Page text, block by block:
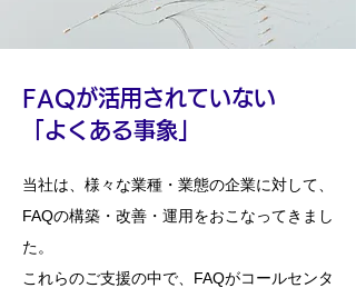
FAQが活用されていない
「よくある事象」
当社は、様々な業種・業態の企業に対して、
FAQの構築・改善・運用をおこなってきまし
た。
これらのご支援の中で、FAQがコールセンタ